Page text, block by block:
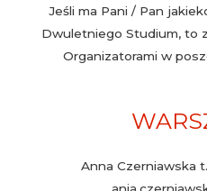
Jeśli ma Pani / Pan
Dwuletniego Studium, to
Organizatorami w
Anna Czerniawska